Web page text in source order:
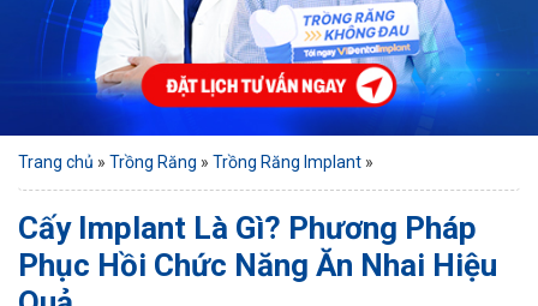
Trang chủ » Trồng Răng » Trồng Răng Implant »
Cấy Implant Là Gì? Phương Pháp
Phục Hồi Chức Năng Ăn Nhai Hiệu